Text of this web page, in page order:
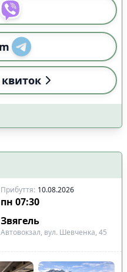
Прибуття: 10.08.2026
пн 07:30
Звягель
Автовокзал, вул. Шевченка, 45